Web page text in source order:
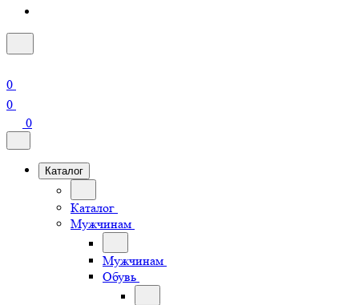
0
0
0
Каталог
Каталог
Мужчинам
Мужчинам
Обувь